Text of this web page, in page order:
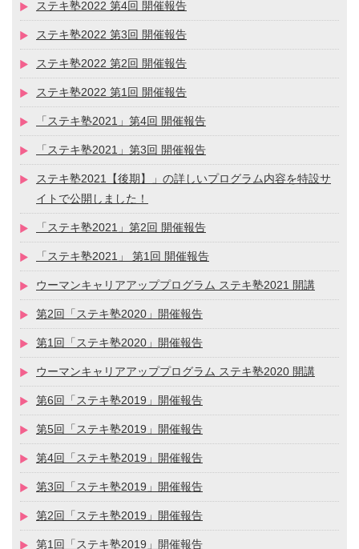
ステキ塾2022 第4回 開催報告
ステキ塾2022 第3回 開催報告
ステキ塾2022 第2回 開催報告
ステキ塾2022 第1回 開催報告
「ステキ塾2021」第4回 開催報告
「ステキ塾2021」第3回 開催報告
ステキ塾2021【後期】」の詳しいプログラム内容を特設サ
イトで公開しました！
「ステキ塾2021」第2回 開催報告
「ステキ塾2021」 第1回 開催報告
ウーマンキャリアアッププログラム ステキ塾2021 開講
第2回「ステキ塾2020」開催報告
第1回「ステキ塾2020」開催報告
ウーマンキャリアアッププログラム ステキ塾2020 開講
第6回「ステキ塾2019」開催報告
第5回「ステキ塾2019」開催報告
第4回「ステキ塾2019」開催報告
第3回「ステキ塾2019」開催報告
第2回「ステキ塾2019」開催報告
第1回「ステキ塾2019」開催報告